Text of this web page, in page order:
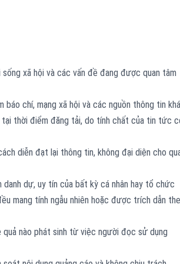
xã hội và các vấn đề đang được quan tâm
chí, mạng xã hội và các nguồn thông tin
thời điểm đăng tải, do tính chất của tin tức
diễn đạt lại thông tin, không đại diện cho
dự, uy tín của bất kỳ cá nhân hay tổ chức
mang tính ngẫu nhiên hoặc được trích dẫn
nào phát sinh từ việc người đọc sử dụng